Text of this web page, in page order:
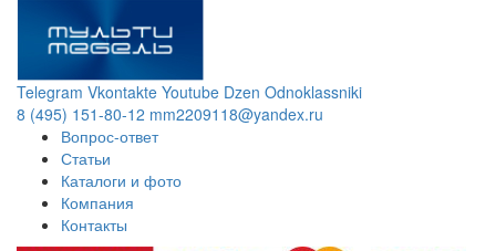
Telegram Vkontakte Youtube Dzen Odnoklassniki
8 (495) 151-80-12 mm2209118@yandex.ru
Вопрос-ответ
Статьи
Каталоги и фото
Компания
Контакты